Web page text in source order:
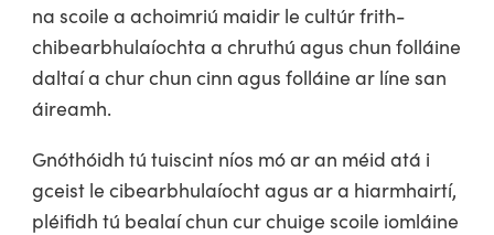
na scoile a achoimriú maidir le cultúr frith-
chibearbhulaíochta a chruthú agus chun folláine
daltaí a chur chun cinn agus folláine ar líne san
áireamh.
Gnóthóidh tú tuiscint níos mó ar an méid atá i
gceist le cibearbhulaíocht agus ar a hiarmhairtí,
pléifidh tú bealaí chun cur chuige scoile iomláine